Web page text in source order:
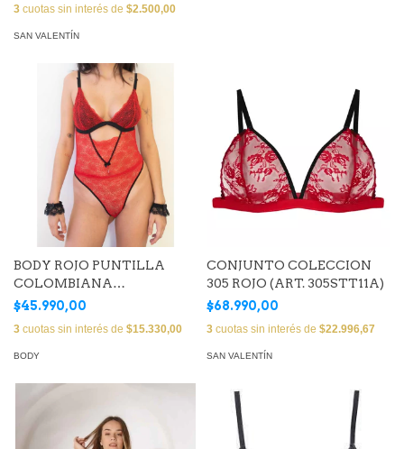
3 cuotas sin interés de $2.500,00
SAN VALENTÍN
BODY ROJO PUNTILLA
COLOMBIANA
(LUPBDY11A)
$45.990,00
3 cuotas sin interés de $15.330,00
BODY
CONJUNTO COLECCION
305 ROJO (ART. 305STT11A)
$68.990,00
3 cuotas sin interés de $22.996,67
SAN VALENTÍN